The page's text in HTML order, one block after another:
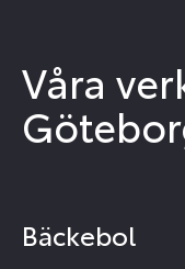
Våra
Bäckebol